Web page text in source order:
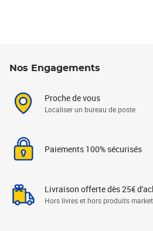
Nos Engagements
Proche de vous
Localiser un bureau de poste
Paiements 100% sécurisés
Livraison offerte dès 25€
Hors livres et hors produits